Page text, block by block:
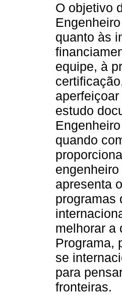
O objetivo
quanto às
equipe, à
estudo
quando
apresenta
programas
melhorar a
Programa,
se
para
fronteiras.